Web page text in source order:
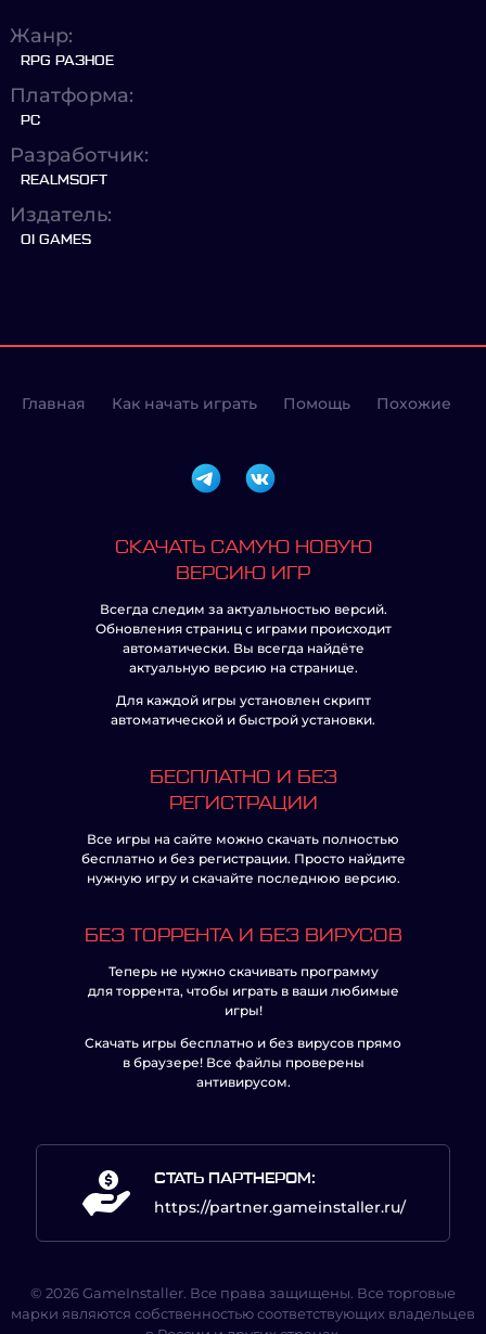
Жанр:
RPG РАЗНОЕ
Платформа:
PC
Разработчик:
REALMSOFT
Издатель:
OI GAMES
Главная Как начать играть Помощь Похожие
СКАЧАТЬ САМУЮ НОВУЮ
ВЕРСИЮ ИГР
Всегда следим за актуальностью версий.
Обновления страниц с играми происходит
автоматически. Вы всегда найдёте
актуальную версию на странице.
Для каждой игры установлен скрипт
автоматической и быстрой установки.
БЕСПЛАТНО И БЕЗ
РЕГИСТРАЦИИ
Все игры на сайте можно скачать полностью
бесплатно и без регистрации. Просто найдите
нужную игру и скачайте последнюю версию.
БЕЗ ТОРРЕНТА И БЕЗ ВИРУСОВ
Теперь не нужно скачивать программу
для торрента, чтобы играть в ваши любимые
игры!
Скачать игры бесплатно и без вирусов прямо
в браузере! Все файлы проверены
антивирусом.
СТАТЬ ПАРТНЕРОМ:
https://partner.gameinstaller.ru/
© 2026 GameInstaller. Все права защищены. Все торговые
марки являются собственностью соответствующих владельцев